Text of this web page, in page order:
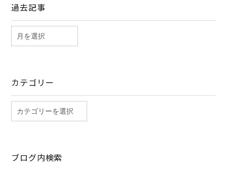
過去記事
カテゴリー
ブログ内検索